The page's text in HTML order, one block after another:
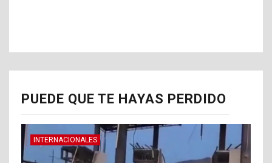
PUEDE QUE TE HAYAS PERDIDO
INTERNACIONALES